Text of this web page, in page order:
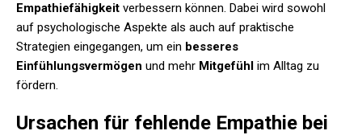
Empathiefähigkeit verbessern können. Dabei wird sowohl
auf psychologische Aspekte als auch auf praktische
Strategien eingegangen, um ein besseres
Einfühlungsvermögen und mehr Mitgefühl im Alltag zu
fördern.
Ursachen für fehlende Empathie bei